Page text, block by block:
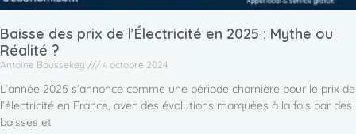
Baisse des prix de l’Électricité en 2025 : Mythe ou
Réalité ?
Antoine Boussekey 4 octobre 2024
L’année 2025 s’annonce comme une période charnière pour le prix de
l’électricité en France, avec des évolutions marquées à la fois par des
baisses et